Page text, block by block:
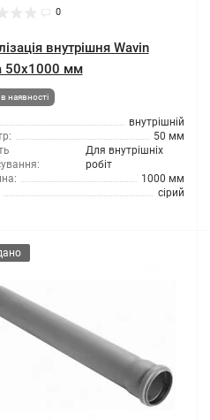
0
внутрішня Wavin
50x1000 мм
наявності
внутрішній
50 мм
Для внутрішніх
робіт
1000 мм
сірий